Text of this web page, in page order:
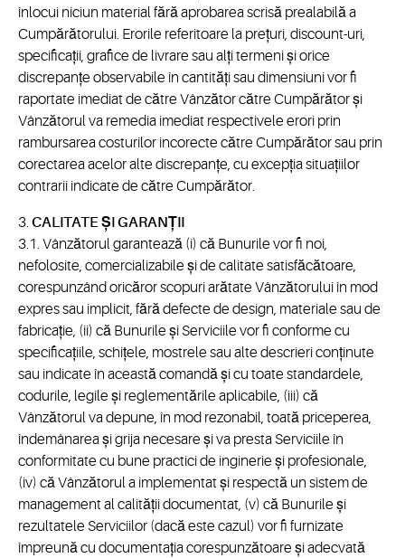
înlocui niciun material fără aprobarea scrisă prealabilă a
Cumpărătorului. Erorile referitoare la prețuri, discount-uri,
specificații, grafice de livrare sau alți termeni și orice
discrepanțe observabile în cantități sau dimensiuni vor fi
raportate imediat de către Vânzător către Cumpărător și
Vânzătorul va remedia imediat respectivele erori prin
rambursarea costurilor incorecte către Cumpărător sau prin
corectarea acelor alte discrepanțe, cu excepția situațiilor
contrarii indicate de către Cumpărător.
3. CALITATE ȘI GARANȚII
3.1. Vânzătorul garantează (i) că Bunurile vor fi noi,
nefolosite, comercializabile și de calitate satisfăcătoare,
corespunzând oricăror scopuri arătate Vânzătorului în mod
expres sau implicit, fără defecte de design, materiale sau de
fabricație, (ii) că Bunurile și Serviciile vor fi conforme cu
specificațiile, schițele, mostrele sau alte descrieri conținute
sau indicate în această comandă și cu toate standardele,
codurile, legile și reglementările aplicabile, (iii) că
Vânzătorul va depune, în mod rezonabil, toată priceperea,
îndemânarea și grija necesare și va presta Serviciile în
conformitate cu bune practici de inginerie și profesionale,
(iv) că Vânzătorul a implementat și respectă un sistem de
management al calității documentat, (v) că Bunurile și
rezultatele Serviciilor (dacă este cazul) vor fi furnizate
împreună cu documentația corespunzătoare și adecvată